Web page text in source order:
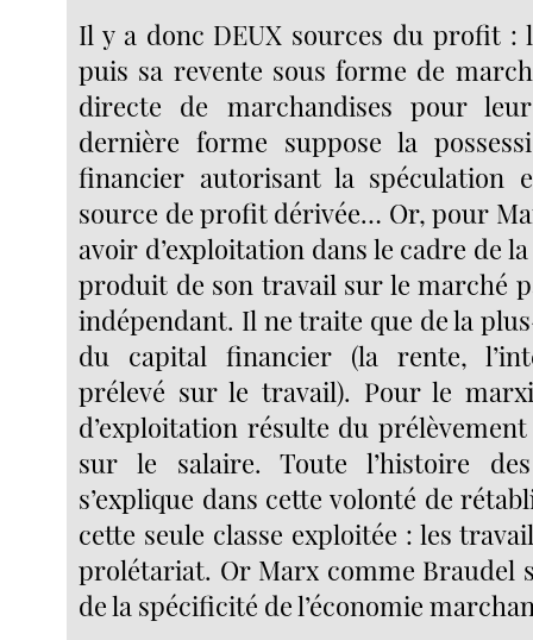
Il y a donc DEUX sources du profit :
puis sa revente sous forme de
directe de marchandises pour
dernière forme suppose la
financier autorisant la spéculation
source de profit dérivée… Or, pour
avoir d’exploitation dans le cadre de
produit de son travail sur le marché
indépendant. Il ne traite que de la
du capital financier (la rente,
prélevé sur le travail). Pour le
d’exploitation résulte du
sur le salaire. Toute l’histoire
s’explique dans cette volonté de
cette seule classe exploitée : les
prolétariat. Or Marx comme Braudel
de la spécificité de l’économie